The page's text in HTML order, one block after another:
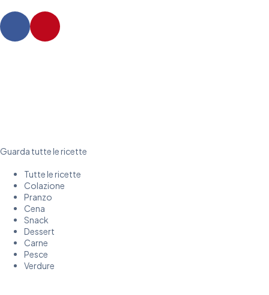
Guarda tutte le ricette
Tutte le ricette
Colazione
Pranzo
Cena
Snack
Dessert
Carne
Pesce
Verdure